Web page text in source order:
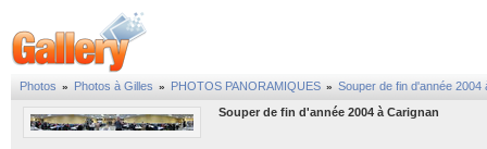
Photos » Photos à Gilles » PHOTOS PANORAMIQUES » Souper de fin d'année 2004
Souper de fin d'année 2004 à Carignan